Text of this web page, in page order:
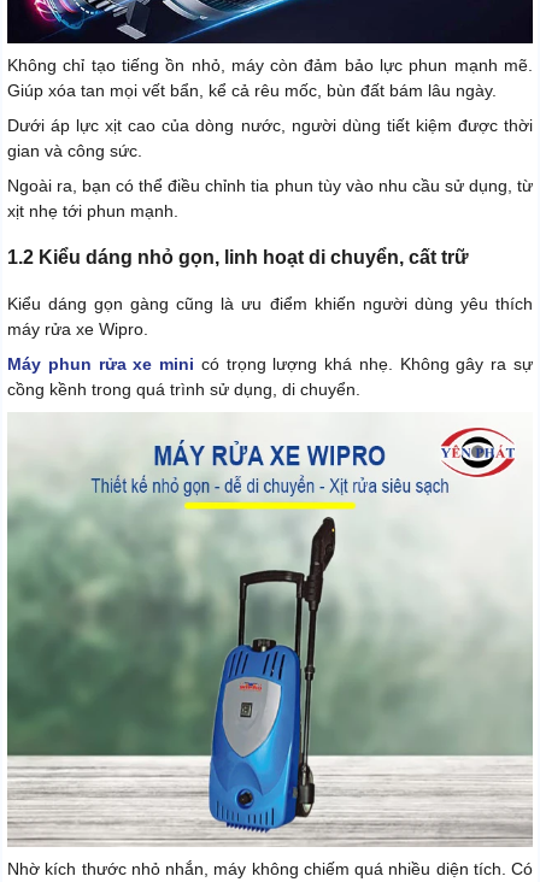
Không chỉ tạo tiếng ồn nhỏ, máy còn đảm bảo lực phun mạnh mẽ.
Giúp xóa tan mọi vết bẩn, kể cả rêu mốc, bùn đất bám lâu ngày.
Dưới áp lực xịt cao của dòng nước, người dùng tiết kiệm được thời
gian và công sức.
Ngoài ra, bạn có thể điều chỉnh tia phun tùy vào nhu cầu sử dụng, từ
xịt nhẹ tới phun mạnh.
1.2 Kiểu dáng nhỏ gọn, linh hoạt di chuyển, cất trữ
Kiểu dáng gọn gàng cũng là ưu điểm khiến người dùng yêu thích
máy rửa xe Wipro.
Máy phun rửa xe mini có trọng lượng khá nhẹ. Không gây ra sự
cồng kềnh trong quá trình sử dụng, di chuyển.
Nhờ kích thước nhỏ nhắn, máy không chiếm quá nhiều diện tích. Có